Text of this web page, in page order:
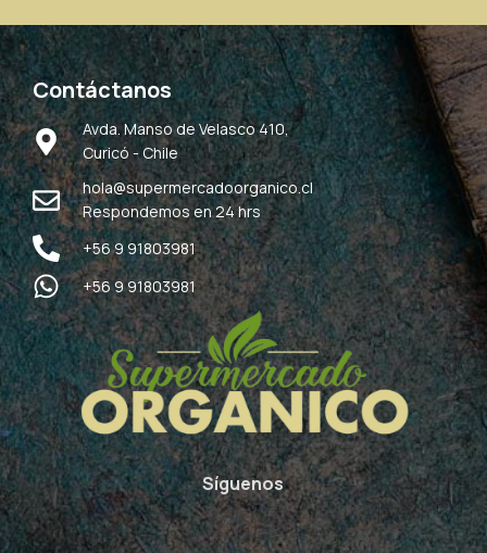
Contáctanos
Avda. Manso de Velasco 410,
Curicó - Chile
hola@supermercadoorganico.cl
Respondemos en 24 hrs
+56 9 91803981
+56 9 91803981
Síguenos